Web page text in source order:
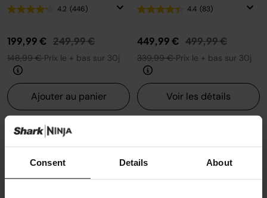
Consent Details About
4.2 (446)
199,99 € Prix réduit de
249,99 €au
148,99 €Prix le + bas sur 30j
Ajouter au panier
4.4 (83)
449,99 € Prix réduit de
499,99 €au
339,99 €Prix le + bas sur 30j
Voir les détails